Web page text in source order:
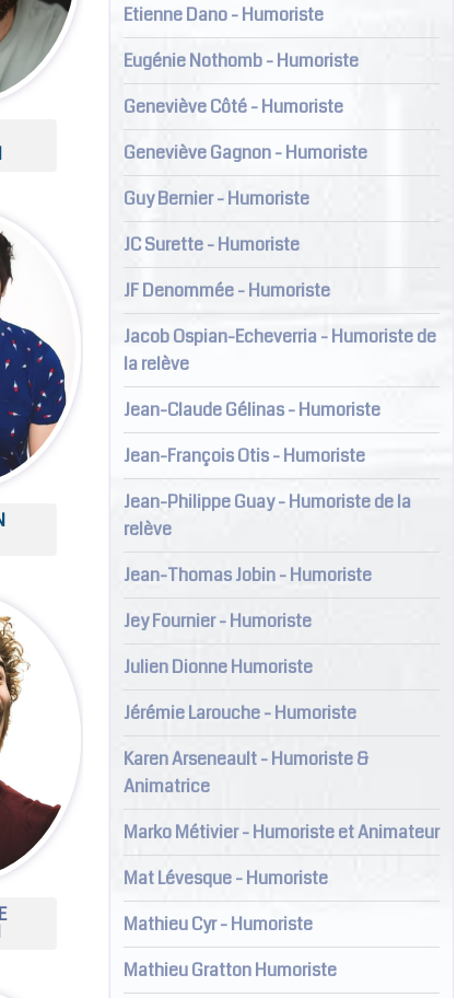
Etienne Dano - Humoriste
Eugénie Nothomb - Humoriste
Geneviève Côté - Humoriste
Geneviève Gagnon - Humoriste
Guy Bernier - Humoriste
JC Surette - Humoriste
JF Denommée - Humoriste
Jacob Ospian-Echeverria - Humoriste de
la relève
Jean-Claude Gélinas - Humoriste
Jean-François Otis - Humoriste
Jean-Philippe Guay - Humoriste de la
relève
Jean-Thomas Jobin - Humoriste
Jey Fournier - Humoriste
Julien Dionne Humoriste
Jérémie Larouche - Humoriste
Karen Arseneault - Humoriste &
Animatrice
Marko Métivier - Humoriste et Animateur
Mat Lévesque - Humoriste
Mathieu Cyr - Humoriste
Mathieu Gratton Humoriste